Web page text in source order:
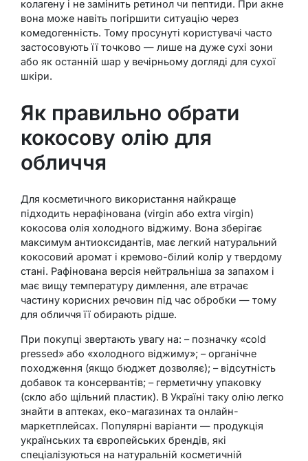
колагену і не замінить ретинол чи пептиди. При акне
вона може навіть погіршити ситуацію через
комедогенність. Тому просунуті користувачі часто
застосовують її точково — лише на дуже сухі зони
або як останній шар у вечірньому догляді для сухої
шкіри.
Як правильно обрати
кокосову олію для
обличчя
Для косметичного використання найкраще
підходить нерафінована (virgin або extra virgin)
кокосова олія холодного віджиму. Вона зберігає
максимум антиоксидантів, має легкий натуральний
кокосовий аромат і кремово-білий колір у твердому
стані. Рафінована версія нейтральніша за запахом і
має вищу температуру димлення, але втрачає
частину корисних речовин під час обробки — тому
для обличчя її обирають рідше.
При покупці звертають увагу на: – позначку «cold
pressed» або «холодного віджиму»; – органічне
походження (якщо бюджет дозволяє); – відсутність
добавок та консервантів; – герметичну упаковку
(скло або щільний пластик). В Україні таку олію легко
знайти в аптеках, еко-магазинах та онлайн-
маркетплейсах. Популярні варіанти — продукція
українських та європейських брендів, які
спеціалізуються на натуральній косметичній